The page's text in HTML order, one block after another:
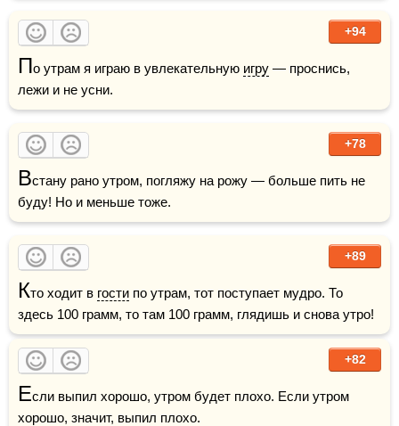
+94
По утрам я играю в увлекательную игру — проснись,
лежи и не усни.
+78
Встану рано утром, погляжу на рожу — больше пить не
буду! Но и меньше тоже.
+89
Кто ходит в гости по утрам, тот поступает мудро. То
здесь 100 грамм, то там 100 грамм, глядишь и снова утро!
+82
Если выпил хорошо, утром будет плохо. Если утром
хорошо, значит, выпил плохо.